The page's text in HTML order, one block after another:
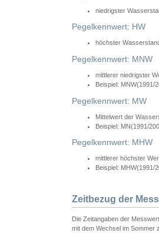
niedrigster
Pegelkennwert: HW
höchster
Pegelkennwert: MNW
mittlerer niedrigster
Beispiel: MNW(1991/
Pegelkennwert: MW
Mittelwert der
Beispiel: MN(1991/
Pegelkennwert: MHW
mittlerer höchster
Beispiel: MHW(1991/
Zeitbezug der
Die Zeitangaben der
mit dem Wechsel im Sommer